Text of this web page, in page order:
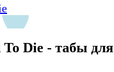
Die - табы